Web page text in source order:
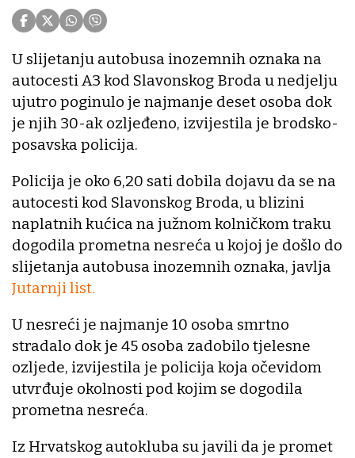
U slijetanju autobusa inozemnih oznaka na
autocesti A3 kod Slavonskog Broda u nedjelju
ujutro poginulo je najmanje deset osoba dok
je njih 30-ak ozljeđeno, izvijestila je brodsko-
posavska policija.
Policija je oko 6,20 sati dobila dojavu da se na
autocesti kod Slavonskog Broda, u blizini
naplatnih kućica na južnom kolničkom traku
dogodila prometna nesreća u kojoj je došlo do
slijetanja autobusa inozemnih oznaka, javlja
Jutarnji list.
U nesreći je najmanje 10 osoba smrtno
stradalo dok je 45 osoba zadobilo tjelesne
ozljede, izvijestila je policija koja očevidom
utvrđuje okolnosti pod kojim se dogodila
prometna nesreća.
Iz Hrvatskog autokluba su javili da je promet